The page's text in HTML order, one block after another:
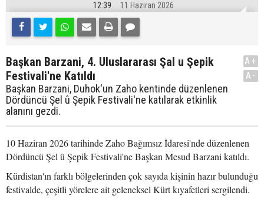
12:39 11 Haziran 2026
Başkan Barzani, 4. Uluslararası Şal u Şepik
Festivali'ne Katıldı
Başkan Barzani, Duhok'un Zaho kentinde düzenlenen
Dördüncü Şel û Şepik Festivali'ne katılarak etkinlik
alanını gezdi.
A+
A-
10 Haziran 2026 tarihinde Zaho Bağımsız İdaresi'nde düzenlenen
Dördüncü Şel û Şepik Festivali'ne Başkan Mesud Barzani katıldı.
Kürdistan'ın farklı bölgelerinden çok sayıda kişinin hazır bulunduğu
festivalde, çeşitli yörelere ait geleneksel Kürt kıyafetleri sergilendi.